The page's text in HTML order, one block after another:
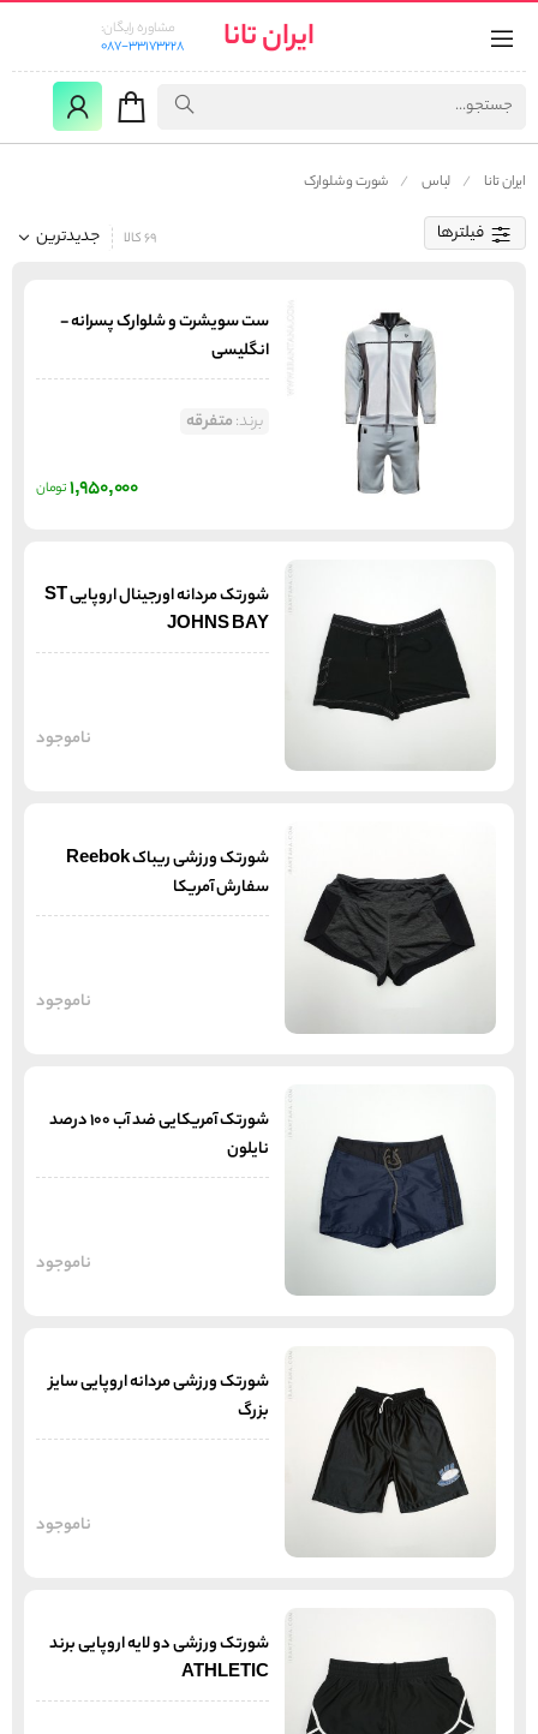
ایران تانا
مشاوره رایگان:
087-33173228
ایران تانا لباس شورت و شلوارک
فیلترها جدیدترین 69 کالا
ست سویشرت و شلوارک پسرانه -
انگلیسی
برند:متفرقه
1,950,000تومان
شورتک مردانه اورجینال اروپایی ST
JOHNS BAY
ناموجود
شورتک ورزشی ریباک Reebok
سفارش آمریکا
ناموجود
شورتک آمریکایی ضد آب 100 درصد
نایلون
ناموجود
شورتک ورزشی مردانه اروپایی سایز
بزرگ
ناموجود
شورتک ورزشی دو لایه اروپایی برند
ATHLETIC